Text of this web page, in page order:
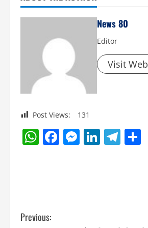
News 80
Editor
Visit
Post Views: 131
WhatsApp
Facebook
C
Previous: